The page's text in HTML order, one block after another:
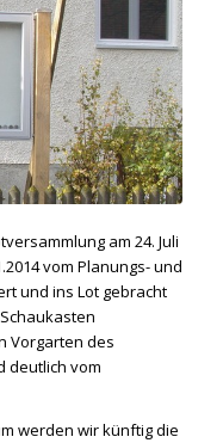
am 24. Juli
vom Planungs- und
und ins Lot gebracht
Vorgarten des
deutlich vom
werden wir künftig die